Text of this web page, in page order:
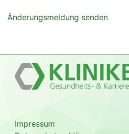
Änderungsmeldung senden
Impressum